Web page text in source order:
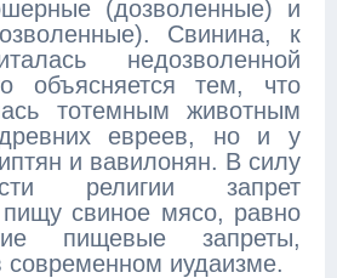
(дозволенные) и
Свинина, к
недозволенной
объясняется тем, что
тотемным животным
евреев, но и у
и вавилонян. В силу
религии запрет
пищу свиное мясо, равно
пищевые запреты,
современном иудаизме.